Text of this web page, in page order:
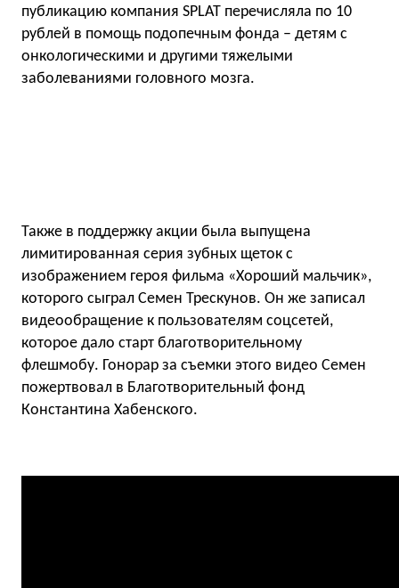
публикацию компания SPLAT перечисляла по 10
рублей в помощь подопечным фонда – детям с
онкологическими и другими тяжелыми
заболеваниями головного мозга.
Также в поддержку акции была выпущена
лимитированная серия зубных щеток с
изображением героя фильма «Хороший мальчик»,
которого сыграл Семен Трескунов. Он же записал
видеообращение к пользователям соцсетей,
которое дало старт благотворительному
флешмобу. Гонорар за съемки этого видео Семен
пожертвовал в Благотворительный фонд
Константина Хабенского.